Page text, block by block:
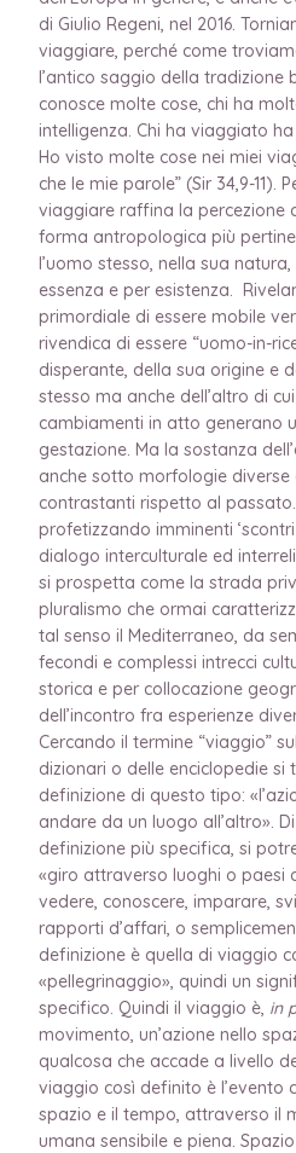
di Giulio Regeni, nel 2016.
viaggiare, perché come
l’antico saggio della tradizione
conosce molte cose, chi ha
intelligenza. Chi ha viaggiato
Ho visto molte cose nei miei
che le mie parole” (Sir 34,9-11).
viaggiare raffina la percezione
forma antropologica più
l’uomo stesso, nella sua
essenza e per esistenza.
primordiale di essere mobile
rivendica di essere “uomo-in-
disperante, della sua origine e
stesso ma anche dell’altro di
cambiamenti in atto generano
gestazione. Ma la sostanza
anche sotto morfologie
contrastanti rispetto al
profetizzando imminenti ‘scontri
dialogo interculturale ed
si prospetta come la strada
pluralismo che ormai
tal senso il Mediterraneo, da
fecondi e complessi intrecci
storica e per collocazione
dell’incontro fra esperienze
Cercando il termine “viaggio”
dizionari o delle enciclopedie si
definizione di questo tipo:
andare da un luogo all’altro».
definizione più specifica, si
«giro attraverso luoghi o paesi
vedere, conoscere, imparare,
rapporti d’affari, o
definizione è quella di viaggio
«pellegrinaggio», quindi un
specifico. Quindi il viaggio è, in
movimento, un’azione nello
qualcosa che accade a livello
viaggio così definito è l’evento
spazio e il tempo, attraverso il
umana sensibile e piena.